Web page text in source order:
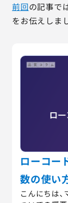
サービス
前回の記事で
をお伝えしま
ローコー
数の使い
こんにちは